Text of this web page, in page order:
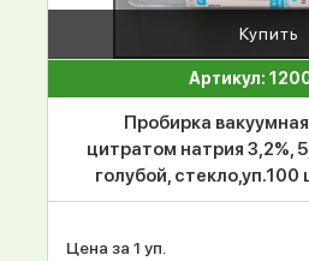
Купить
Артикул:
Пробирка
цитратом натрия 3,2%,
голубой,
Цена за 1 уп.